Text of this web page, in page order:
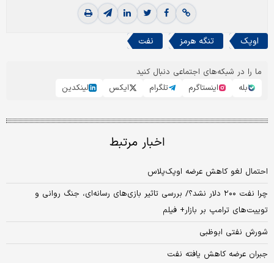
اوپک تنگه هرمز نفت
ما را در شبکه‌های اجتماعی دنبال کنید
بله
اینستاگرم تلگرام ایکس لینکدین
اخبار مرتبط
احتمال لغو کاهش عرضه اوپک‌پلاس
چرا نفت ۲۰۰ دلار نشد؟/ بررسی تاثیر بازی‌های رسانه‌ای، جنگ روانی و
توییت‌های ترامپ بر بازار+ فیلم
شورش نفتی ابوظبی
جبران عرضه کاهش یافته نفت